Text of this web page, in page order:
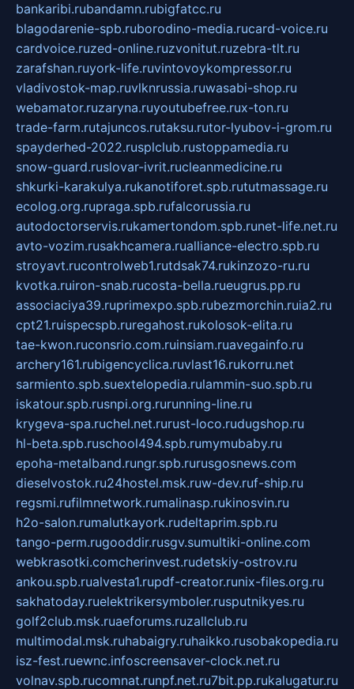
bankaribi.rubandamn.rubigfatcc.ru
blagodarenie-spb.ruborodino-media.rucard-voice.ru
cardvoice.ruzed-online.ruzvonitut.ruzebra-tlt.ru
zarafshan.ruyork-life.ruvintovoykompressor.ru
vladivostok-map.ruvlknrussia.ruwasabi-shop.ru
webamator.ruzaryna.ruyoutubefree.rux-ton.ru
trade-farm.rutajuncos.rutaksu.rutor-lyubov-i-grom.ru
spayderhed-2022.rusplclub.rustoppamedia.ru
snow-guard.ruslovar-ivrit.rucleanmedicine.ru
shkurki-karakulya.rukanotiforet.spb.rututmassage.ru
ecolog.org.rupraga.spb.rufalcorussia.ru
autodoctorservis.rukamertondom.spb.runet-life.net.ru
avto-vozim.rusakhcamera.rualliance-electro.spb.ru
stroyavt.rucontrolweb1.rutdsak74.rukinzozo-ru.ru
kvotka.ruiron-snab.rucosta-bella.rueugrus.pp.ru
associaciya39.ruprimexpo.spb.rubezmorchin.ruia2.ru
cpt21.ruispecspb.ruregahost.rukolosok-elita.ru
tae-kwon.ruconsrio.com.ruinsiam.ruavegainfo.ru
archery161.rubigencyclica.ruvlast16.rukorru.net
sarmiento.spb.suextelopedia.rulammin-suo.spb.ru
iskatour.spb.rusnpi.org.rurunning-line.ru
krygeva-spa.ruchel.net.rurust-loco.rudugshop.ru
hl-beta.spb.ruschool494.spb.rumymubaby.ru
epoha-metalband.rungr.spb.rurusgosnews.com
dieselvostok.ru24hostel.msk.ruw-dev.ruf-ship.ru
regsmi.rufilmnetwork.rumalinasp.rukinosvin.ru
h2o-salon.rumalutkayork.rudeltaprim.spb.ru
tango-perm.rugooddir.rusgv.sumultiki-online.com
webkrasotki.comcherinvest.rudetskiy-ostrov.ru
ankou.spb.rualvesta1.rupdf-creator.runix-files.org.ru
sakhatoday.ruelektrikersymboler.rusputnikyes.ru
golf2club.msk.ruaeforums.ruzallclub.ru
multimodal.msk.ruhabaigry.ruhaikko.rusobakopedia.ru
isz-fest.ruewnc.infoscreensaver-clock.net.ru
volnav.spb.rucomnat.runpf.net.ru7bit.pp.rukalugatur.ru